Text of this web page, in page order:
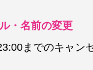
・名前の変更
までのキャン